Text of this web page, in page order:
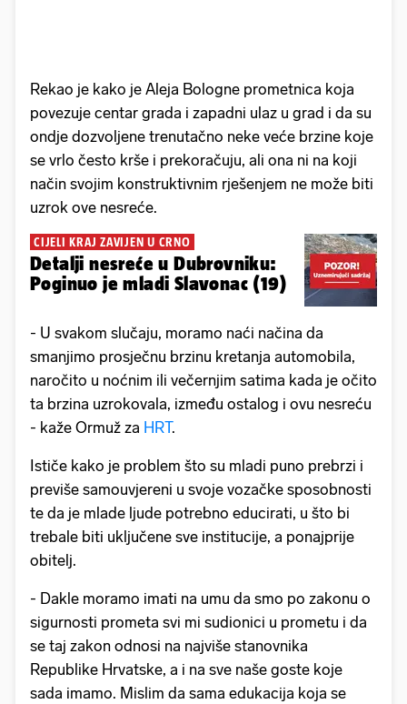
Rekao je kako je Aleja Bologne prometnica koja
povezuje centar grada i zapadni ulaz u grad i da su
ondje dozvoljene trenutačno neke veće brzine koje
se vrlo često krše i prekoračuju, ali ona ni na koji
način svojim konstruktivnim rješenjem ne može biti
uzrok ove nesreće.
CIJELI KRAJ ZAVIJEN U CRNO
Detalji nesreće u Dubrovniku:
Poginuo je mladi Slavonac (19)
- U svakom slučaju, moramo naći načina da
smanjimo prosječnu brzinu kretanja automobila,
naročito u noćnim ili večernjim satima kada je očito
ta brzina uzrokovala, između ostalog i ovu nesreću
- kaže Ormuž za HRT.
Ističe kako je problem što su mladi puno prebrzi i
previše samouvjereni u svoje vozačke sposobnosti
te da je mlade ljude potrebno educirati, u što bi
trebale biti uključene sve institucije, a ponajprije
obitelj.
- Dakle moramo imati na umu da smo po zakonu o
sigurnosti prometa svi mi sudionici u prometu i da
se taj zakon odnosi na najviše stanovnika
Republike Hrvatske, a i na sve naše goste koje
sada imamo. Mislim da sama edukacija koja se